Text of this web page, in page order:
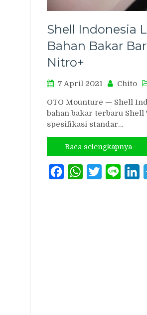
Shell Indonesia
Bahan Bakar
Nitro+
7 April 2021 Chito
OTO Mounture — Shell
bahan bakar terbaru
spesifikasi standar…
Baca selengkapnya
FacebookWhatsAppTwitterLine